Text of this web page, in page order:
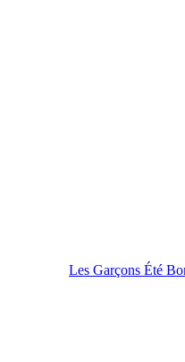
Les Garçons Été